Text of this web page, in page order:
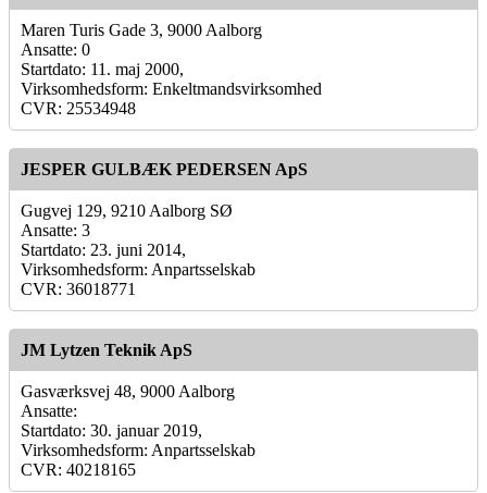
Maren Turis Gade 3, 9000 Aalborg
Ansatte: 0
Startdato: 11. maj 2000,
Virksomhedsform: Enkeltmandsvirksomhed
CVR: 25534948
JESPER GULBÆK PEDERSEN ApS
Gugvej 129, 9210 Aalborg SØ
Ansatte: 3
Startdato: 23. juni 2014,
Virksomhedsform: Anpartsselskab
CVR: 36018771
JM Lytzen Teknik ApS
Gasværksvej 48, 9000 Aalborg
Ansatte:
Startdato: 30. januar 2019,
Virksomhedsform: Anpartsselskab
CVR: 40218165